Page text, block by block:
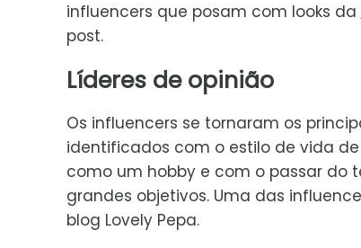
influencers que posam com looks da
post.
Líderes de opinião
Os influencers se tornaram os
identificados com o estilo de vida
como um hobby e com o passar do
grandes objetivos. Uma das
blog Lovely Pepa.